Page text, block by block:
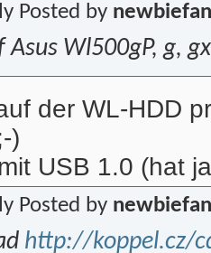
Posted by newbiefan
Asus Wl500gP, g,
der WL-HDD
)
USB 1.0 (hat
Posted by newbiefan
http://koppel.cz/